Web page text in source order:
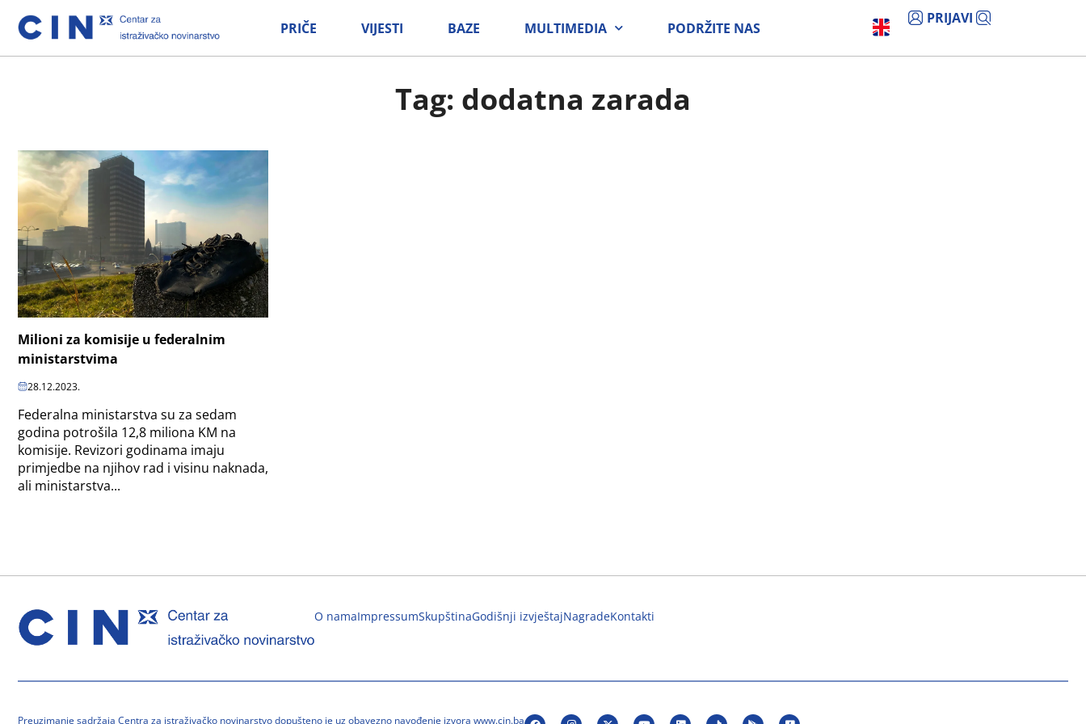
PRIČE VIJESTI BAZE MULTIMEDIA PODRŽITE NAS
PRIJAVI
Tag: dodatna zarada
Milioni za komisije u federalnim
ministarstvima
28.12.2023.
Federalna ministarstva su za sedam
godina potrošila 12,8 miliona KM na
komisije. Revizori godinama imaju
primjedbe na njihov rad i visinu naknada,
ali ministarstva...
O namaImpressumSkupštinaGodišnji izvještajNagradeKontakti
Preuzimanje sadržaja Centra za istraživačko novinarstvo dopušteno je uz obavezno navođenje izvora www.cin.ba